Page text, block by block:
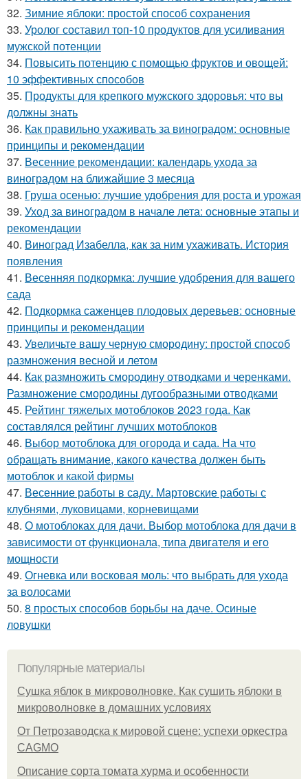
32. Зимние яблоки: простой способ сохранения
33. Уролог составил топ-10 продуктов для усиливания
мужской потенции
34. Повысить потенцию с помощью фруктов и овощей:
10 эффективных способов
35. Продукты для крепкого мужского здоровья: что вы
должны знать
36. Как правильно ухаживать за виноградом: основные
принципы и рекомендации
37. Весенние рекомендации: календарь ухода за
виноградом на ближайшие 3 месяца
38. Груша осенью: лучшие удобрения для роста и урожая
39. Уход за виноградом в начале лета: основные этапы и
рекомендации
40. Виноград Изабелла, как за ним ухаживать. История
появления
41. Весенняя подкормка: лучшие удобрения для вашего
сада
42. Подкормка саженцев плодовых деревьев: основные
принципы и рекомендации
43. Увеличьте вашу черную смородину: простой способ
размножения весной и летом
44. Как размножить смородину отводками и черенками.
Размножение смородины дугообразными отводками
45. Рейтинг тяжелых мотоблоков 2023 года. Как
составлялся рейтинг лучших мотоблоков
46. Выбор мотоблока для огорода и сада. На что
обращать внимание, какого качества должен быть
мотоблок и какой фирмы
47. Весенние работы в саду. Мартовские работы с
клубнями, луковицами, корневищами
48. О мотоблоках для дачи. Выбор мотоблока для дачи в
зависимости от функционала, типа двигателя и его
мощности
49. Огневка или восковая моль: что выбрать для ухода
за волосами
50. 8 простых способов борьбы на даче. Осиные
ловушки
Популярные материалы
Сушка яблок в микроволновке. Как сушить яблоки в
микроволновке в домашних условиях
От Петрозаводска к мировой сцене: успехи оркестра
CAGMO
Описание сорта томата хурма и особенности